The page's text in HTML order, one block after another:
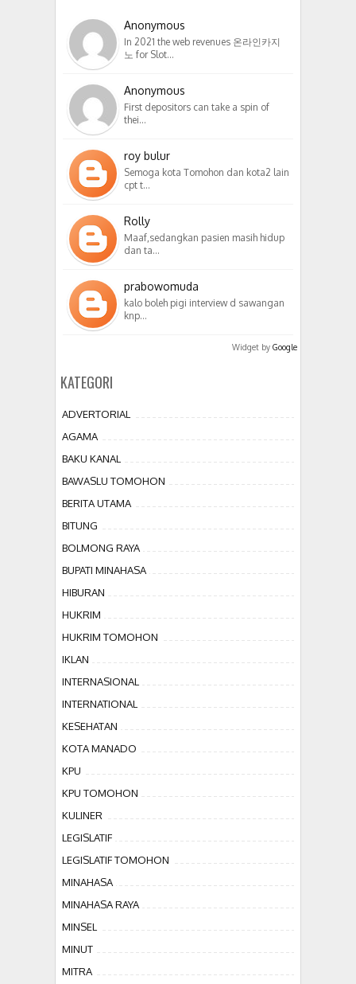
Anonymous
In 2021 the web revenues 온라인카지
노 for Slot…
Anonymous
First depositors can take a spin of
thei…
roy bulur
Semoga kota Tomohon dan kota2 lain
cpt t…
Rolly
Maaf,sedangkan pasien masih hidup
dan ta…
prabowomuda
kalo boleh pigi interview d sawangan
knp…
Widget by Google
KATEGORI
ADVERTORIAL
AGAMA
BAKU KANAL
BAWASLU TOMOHON
BERITA UTAMA
BITUNG
BOLMONG RAYA
BUPATI MINAHASA
HIBURAN
HUKRIM
HUKRIM TOMOHON
IKLAN
INTERNASIONAL
INTERNATIONAL
KESEHATAN
KOTA MANADO
KPU
KPU TOMOHON
KULINER
LEGISLATIF
LEGISLATIF TOMOHON
MINAHASA
MINAHASA RAYA
MINSEL
MINUT
MITRA